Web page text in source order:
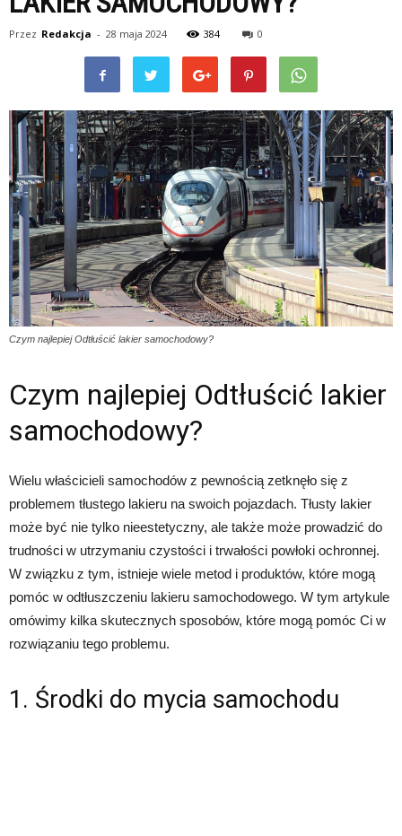
Przez Redakcja - 28 maja 2024 384 0
Czym najlepiej Odtłuścić lakier samochodowy?
Czym najlepiej Odtłuścić lakier
samochodowy?
Wielu właścicieli samochodów z pewnością zetknęło się z
problemem tłustego lakieru na swoich pojazdach. Tłusty lakier
może być nie tylko nieestetyczny, ale także może prowadzić do
trudności w utrzymaniu czystości i trwałości powłoki ochronnej.
W związku z tym, istnieje wiele metod i produktów, które mogą
pomóc w odtłuszczeniu lakieru samochodowego. W tym artykule
omówimy kilka skutecznych sposobów, które mogą pomóc Ci w
rozwiązaniu tego problemu.
1. Środki do mycia samochodu